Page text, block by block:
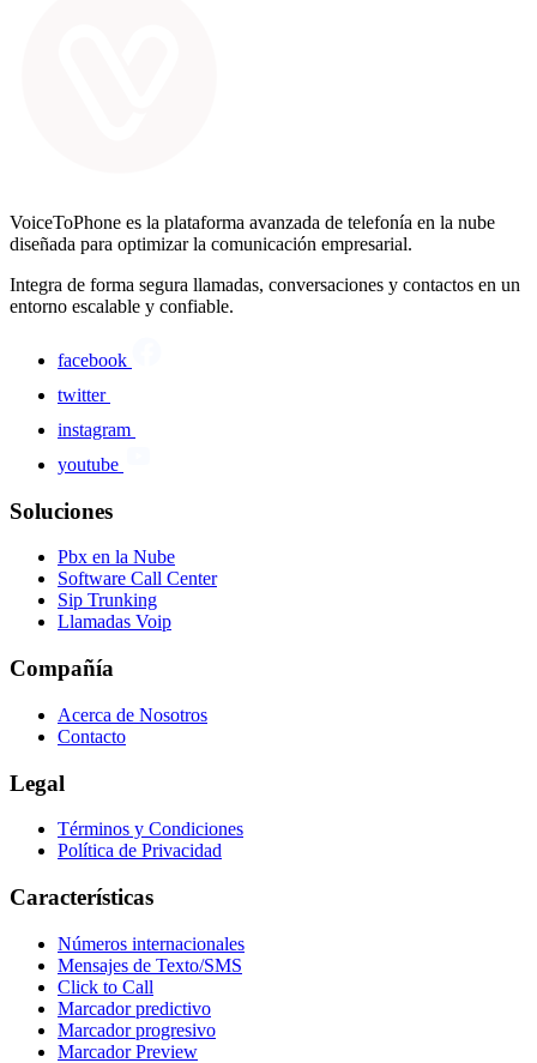
VoiceToPhone es la plataforma avanzada de telefonía en la nube
diseñada para optimizar la comunicación empresarial.
Integra de forma segura llamadas, conversaciones y contactos en un
entorno escalable y confiable.
facebook
twitter
instagram
youtube
Soluciones
Pbx en la Nube
Software Call Center
Sip Trunking
Llamadas Voip
Compañía
Acerca de Nosotros
Contacto
Legal
Términos y Condiciones
Política de Privacidad
Características
Números internacionales
Mensajes de Texto/SMS
Click to Call
Marcador predictivo
Marcador progresivo
Marcador Preview